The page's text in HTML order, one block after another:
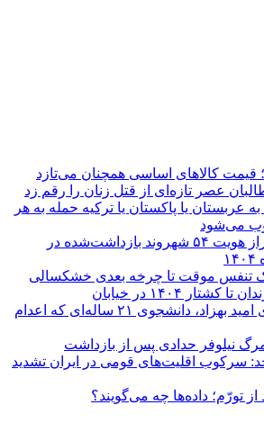
عصر تازه‌ای از قتل زنان را رقم زد
عربستان یا پاکستان یا ترکیه حمله به هر
می‌شود
زندان اردبیل؛ احراز هویت ۵۴ شهروند بازداشت‌شده در
یک تنفس موقت تا چرخه بعدی خشکسالی
پرونده‌سازی برای امید بهزاد، دانشجوی ۲۱ ساله‌ای که اعدام
نیلوفر حدادی پس از بازداشت
سرکوب اقلیت‌های قومی در ایران تشدید
تورّم؛ داده‌ها چه می‌گویند؟